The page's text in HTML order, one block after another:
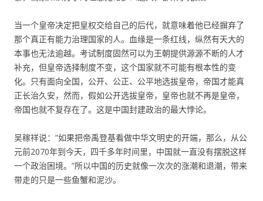
当一个皇帝决定把皇权交给自己的后代，就意味着他已经摒弃了
那个真正有能力治理国家的人。血缘是一条红线，纵然有天大的
本事也无法逾越。考试制度固然可以为王朝提供源源不断的人才
补充，但皇帝选择制度不变，这个国家就不可能有根本性的变
化。只有面向全国，公开、公正、公平地选拔皇帝，帝国才能真
正长治久安，然而，假如公开选拔皇帝，皇帝也就不再是皇帝，
帝国也就不复存在了。这是中国封建政治的最大悖论。
吴稼祥说：“如果把帝禹登基看做中华文明史的开端，那么，从公
元前2070年到今天，四千多年时间里，中国就一直没有摆脱这样
一个政治困境。”所以中国的历史就像一次次的涨潮和退潮，带来
带走的只是一些鱼蟹和泥沙。